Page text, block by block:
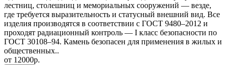
лестниц, столешниц и мемориальных сооружений — везде,
где требуется выразительность и статусный внешний вид. Все
изделия производятся в соответствии с ГОСТ 9480–2012 и
проходят радиационный контроль — I класс безопасности по
ГОСТ 30108–94. Камень безопасен для применения в жилых и
общественных..
от 12000р.